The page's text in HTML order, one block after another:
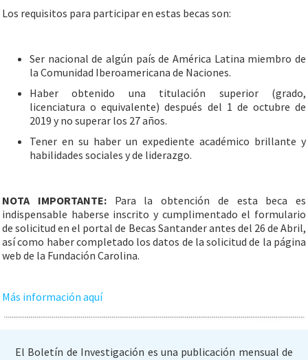
Los requisitos para participar en estas becas son:
Ser nacional de algún país de América Latina miembro de
la Comunidad Iberoamericana de Naciones.
Haber obtenido una titulación superior (grado,
licenciatura o equivalente) después del 1 de octubre de
2019 y no superar los 27 años.
Tener en su haber un expediente académico brillante y
habilidades sociales y de liderazgo.
NOTA IMPORTANTE: Para la obtención de esta beca es
indispensable haberse inscrito y cumplimentado el formulario
de solicitud en el portal de Becas Santander antes del 26 de Abril,
así como haber completado los datos de la solicitud de la página
web de la Fundación Carolina.
Más información aquí
El Boletín de Investigación es una publicación mensual de